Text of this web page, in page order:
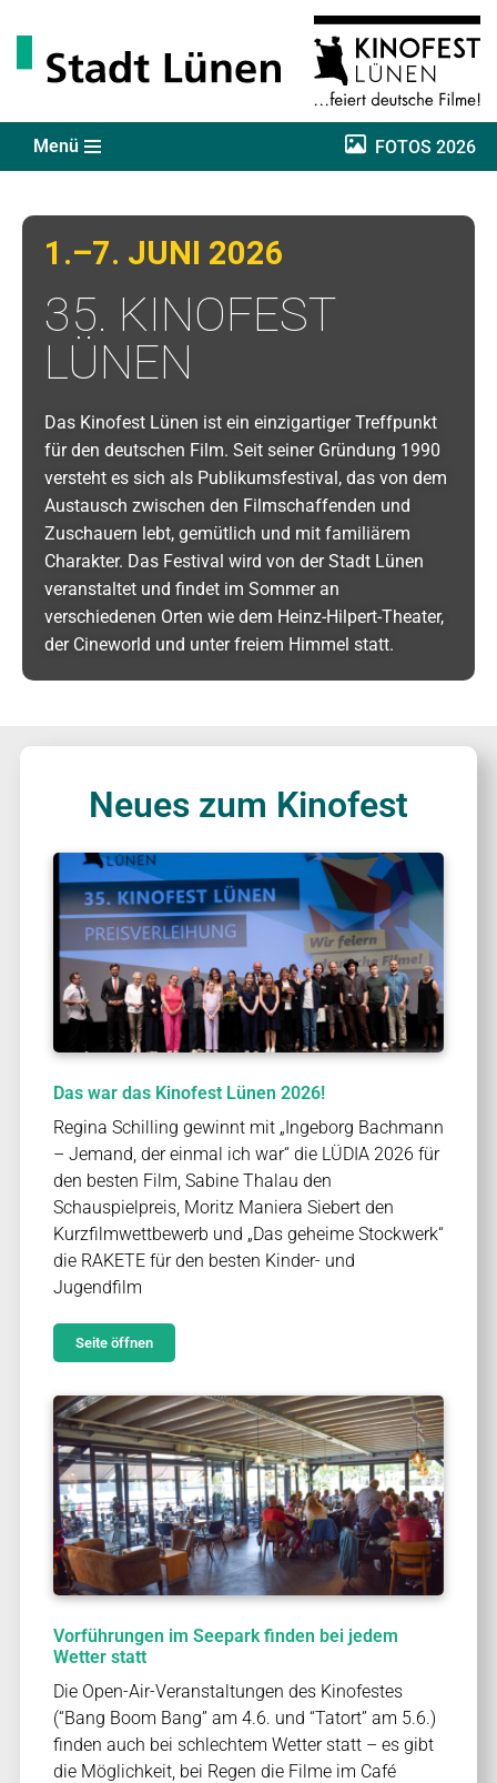
Zum
Inhalt
Menü
FOTOS 2026
1.–7. JUNI 2026
35. KINOFEST
LÜNEN
Das Kinofest Lünen ist ein einzigartiger Treffpunkt
für den deutschen Film. Seit seiner Gründung 1990
versteht es sich als Publikumsfestival, das von dem
Austausch zwischen den Filmschaffenden und
Zuschauern lebt, gemütlich und mit familiärem
Charakter. Das Festival wird von der Stadt Lünen
veranstaltet und findet im Sommer an
verschiedenen Orten wie dem Heinz-Hilpert-Theater,
der Cineworld und unter freiem Himmel statt.
Neues zum Kinofest
Das war das Kinofest Lünen 2026!
Regina Schilling gewinnt mit „Ingeborg Bachmann
– Jemand, der einmal ich war“ die LÜDIA 2026 für
den besten Film, Sabine Thalau den
Schauspielpreis, Moritz Maniera Siebert den
Kurzfilmwettbewerb und „Das geheime Stockwerk“
die RAKETE für den besten Kinder- und
Jugendfilm
Seite öffnen
Vorführungen im Seepark finden bei jedem
Wetter statt
Die Open-Air-Veranstaltungen des Kinofestes
(“Bang Boom Bang” am 4.6. und “Tatort” am 5.6.)
finden auch bei schlechtem Wetter statt – es gibt
die Möglichkeit, bei Regen die Filme im Café